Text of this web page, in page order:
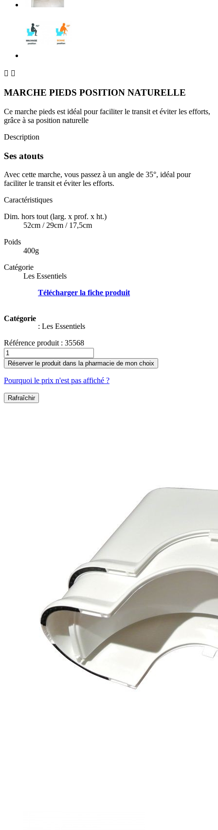
 
MARCHE PIEDS POSITION NATURELLE
Ce marche pieds est idéal pour faciliter le transit et éviter les efforts,
grâce à sa position naturelle
Description
Ses atouts
Avec cette marche, vous passez à un angle de 35°, idéal pour
faciliter le transit et éviter les efforts.
Caractéristiques
Dim. hors tout (larg. x prof. x ht.)
52cm / 29cm / 17,5cm
Poids
400g
Catégorie
Les Essentiels
Télécharger la fiche produit
Catégorie
: Les Essentiels
Référence produit : 35568
Réserver le produit dans la pharmacie de mon choix
Pourquoi le prix n'est pas affiché ?